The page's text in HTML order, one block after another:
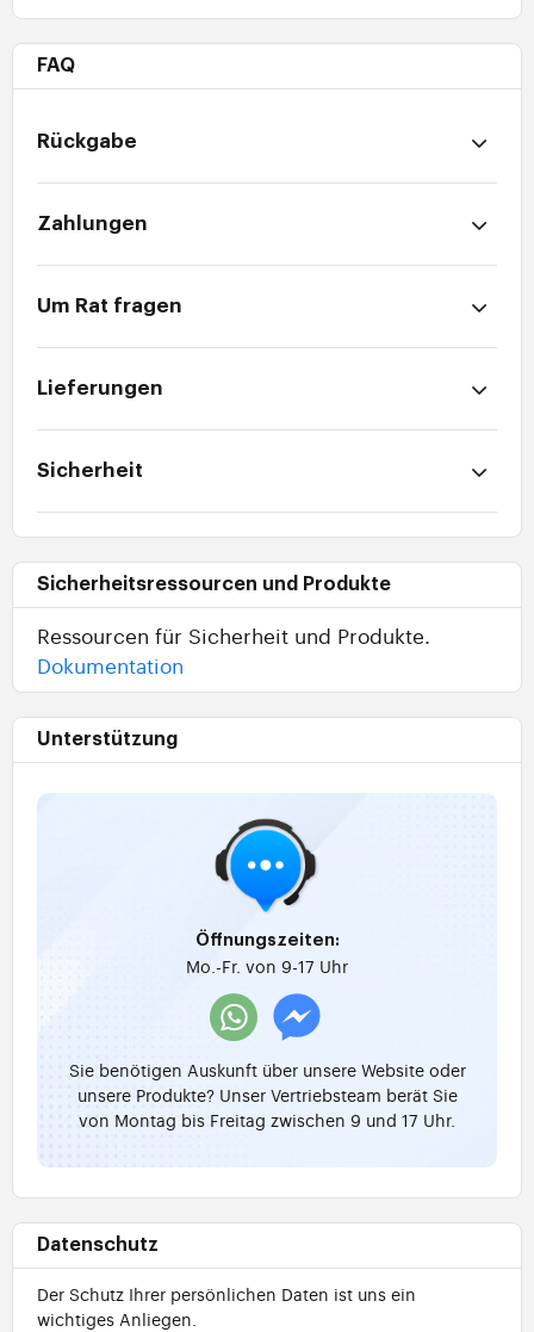
FAQ
Rückgabe
Zahlungen
Um Rat fragen
Lieferungen
Sicherheit
Sicherheitsressourcen und Produkte
Ressourcen für Sicherheit und Produkte.
Dokumentation
Unterstützung
Öffnungszeiten:
Mo.-Fr. von 9-17 Uhr
Sie benötigen Auskunft über unsere Website oder
unsere Produkte? Unser Vertriebsteam berät Sie
von Montag bis Freitag zwischen 9 und 17 Uhr.
Datenschutz
Der Schutz Ihrer persönlichen Daten ist uns ein
wichtiges Anliegen.